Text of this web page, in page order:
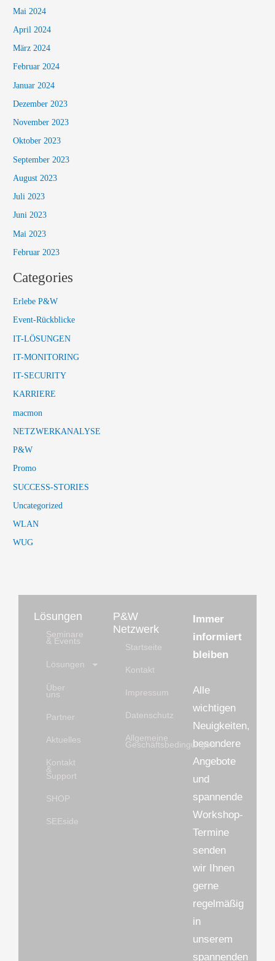
Mai 2024
April 2024
März 2024
Februar 2024
Januar 2024
Dezember 2023
November 2023
Oktober 2023
September 2023
August 2023
Juli 2023
Juni 2023
Mai 2023
Februar 2023
Categories
Erlebe P&W
Event-Rückblicke
IT-LÖSUNGEN
IT-MONITORING
IT-SECURITY
KARRIERE
macmon
NETZWERKANALYSE
P&W
Promo
SUCCESS-STORIES
Uncategorized
WLAN
WUG
Lösungen
Seminare
& Events
Lösungen
Über
uns
Partner
Aktuelles
Kontakt
&
Support
SHOP
SEEside
P&W
Netzwerk
Startseite
Kontakt
Impressum
Datenschutz
Allgemeine
Geschäftsbedingungen
Immer
informiert
bleiben
Alle
wichtigen
Neuigkeiten,
besondere
Angebote
und
spannende
Workshop-
Termine
senden
wir Ihnen
gerne
regelmäßig
in
unserem
spannenden